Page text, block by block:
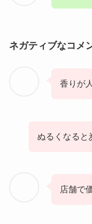
ネガティブなコメ
香りが
ぬるくなると
店舗で